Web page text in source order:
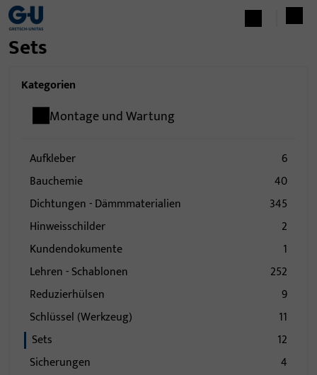
Sets
Kategorien
Montage und Wartung
Aufkleber
6
Bauchemie
40
Dichtungen - Dämmmaterialien
345
Hinweisschilder
2
Kundendokumente
1
Lehren - Schablonen
252
Reduzierhülsen
9
Schlüssel (Werkzeug)
11
Sets
12
Sicherungen
4